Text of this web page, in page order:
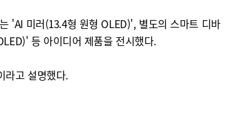
'AI 미러(13.4형 원형 OLED)', 별도의 스마트 디바
등 아이디어 제품을 전시했다.
라고 설명했다.